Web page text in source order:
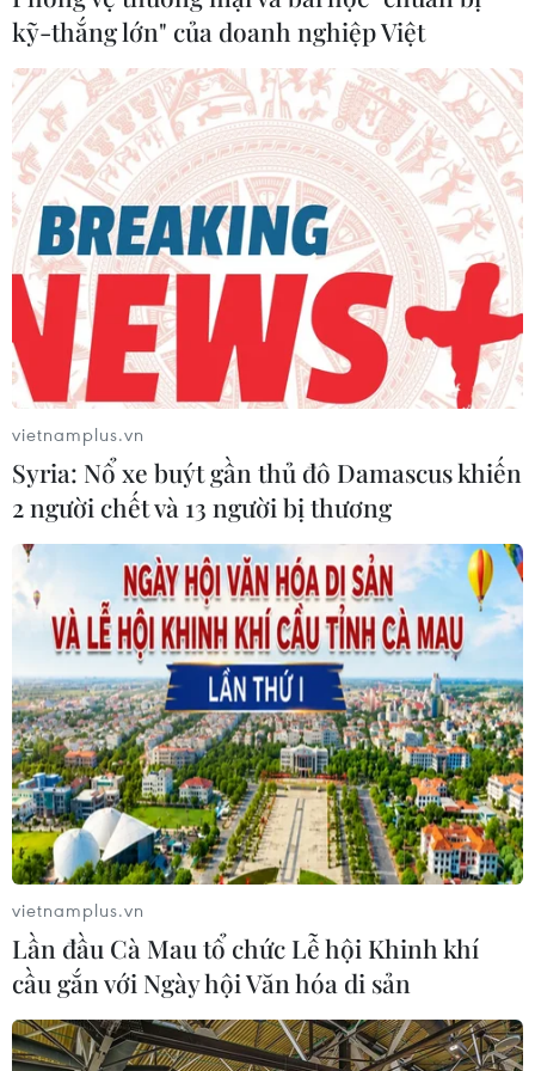
kỹ-thắng lớn" của doanh nghiệp Việt
vietnamplus.vn
Syria: Nổ xe buýt gần thủ đô Damascus khiến
2 người chết và 13 người bị thương
vietnamplus.vn
Lần đầu Cà Mau tổ chức Lễ hội Khinh khí
cầu gắn với Ngày hội Văn hóa di sản